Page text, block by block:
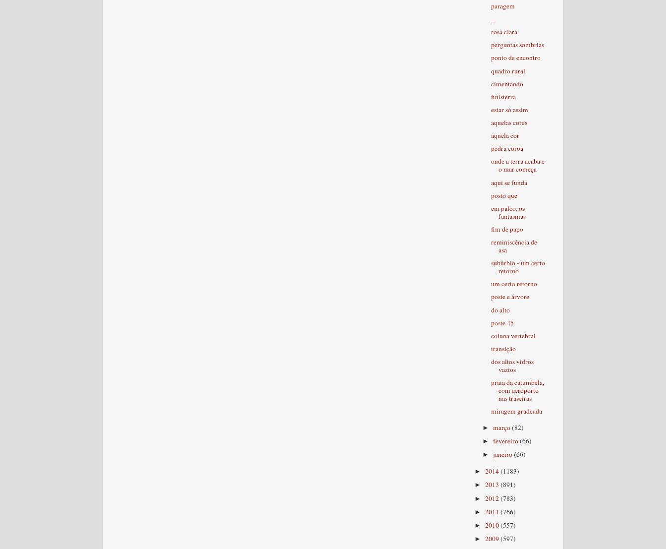
paragem
rosa clara
perguntas sombrias
ponto de encontro
quadro rural
cimentando
finisterra
estar só assim
aquelas cores
aquela cor
pedra coroa
onde a terra acaba e
o mar começa
aqui se funda
posto que
em palco, os
fantasmas
fim de papo
reminiscência de
asa
subúrbio - um certo
retorno
um certo retorno
poste e árvore
do alto
poste 45
coluna vertebral
transição
dos altos vidros
vazios
praia da catumbela,
com aeroporto
nas traseiras
miragem gradeada
►março(82)
►fevereiro(66)
►janeiro(66)
► 2014(1183)
► 2013 (891)
► 2012(783)
► 2011 (766)
► 2010(557)
► 2009(597)